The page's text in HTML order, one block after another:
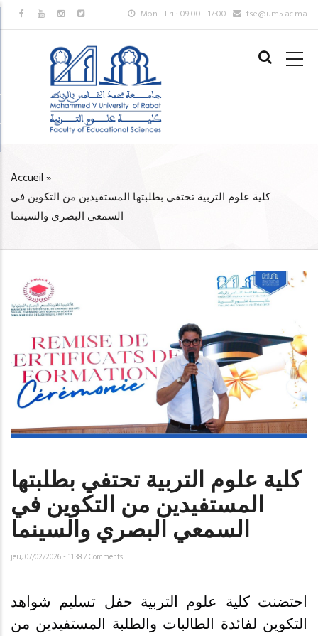
Aller
au
principal
Mon - Fri : 09:00 - 17:00 fse@um5.ac.ma
MAIN
FIL
D'ARIANE
Accueil »
كلية علوم التربية تحتفي بطلبتها المستفيدين من التكوين في
السمعي البصري والسينما
كلية علوم التربية تحتفي بطلبتها
المستفيدين من التكوين في
السمعي البصري والسينما
jeu, 07/02/2026 - 11:38/Comments
احتضنت كلية علوم التربية حفل تسليم شواهد
التكوين لفائدة الطالبات والطلبة المستفيدين من